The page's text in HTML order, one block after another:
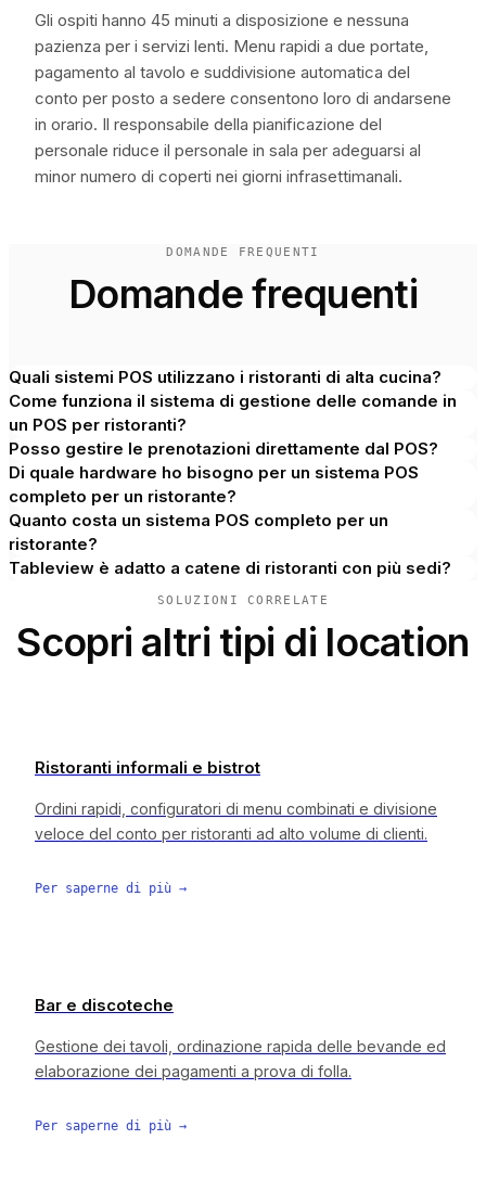
Gli ospiti hanno 45 minuti a disposizione e nessuna
pazienza per i servizi lenti. Menu rapidi a due portate,
pagamento al tavolo e suddivisione automatica del
conto per posto a sedere consentono loro di andarsene
in orario. Il responsabile della pianificazione del
personale riduce il personale in sala per adeguarsi al
minor numero di coperti nei giorni infrasettimanali.
DOMANDE FREQUENTI
Domande frequenti
Quali sistemi POS utilizzano i ristoranti di alta cucina?
Come funziona il sistema di gestione delle comande in
un POS per ristoranti?
Posso gestire le prenotazioni direttamente dal POS?
Di quale hardware ho bisogno per un sistema POS
completo per un ristorante?
Quanto costa un sistema POS completo per un
ristorante?
Tableview è adatto a catene di ristoranti con più sedi?
SOLUZIONI CORRELATE
Scopri altri tipi di location
Ristoranti informali e bistrot
Ordini rapidi, configuratori di menu combinati e divisione
veloce del conto per ristoranti ad alto volume di clienti.
Per saperne di più →
Bar e discoteche
Gestione dei tavoli, ordinazione rapida delle bevande ed
elaborazione dei pagamenti a prova di folla.
Per saperne di più →